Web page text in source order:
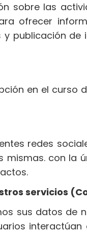
sobre las
ofrecer
publicación de
en el curso
redes
con la
servicios
sus datos de